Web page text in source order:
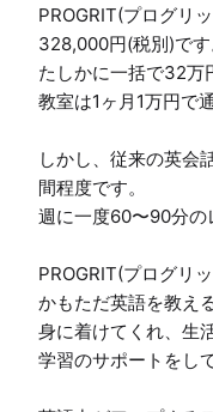
PROGRIT(プログリ
328,000円(税別)です
たしかに一括で32万
教室は1ヶ月1万円で
しかし、従来の英会
間程度です。
週に一度60〜90分の
PROGRIT(プログリ
かもただ英語を教え
身に着けてくれ、生
学習のサポートをし